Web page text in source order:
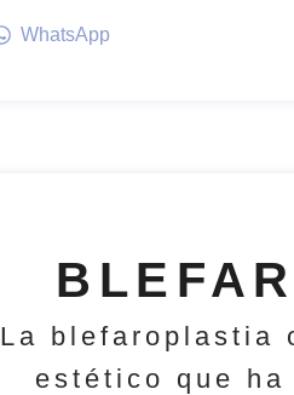
WhatsApp
La blefaroplastia
estético que